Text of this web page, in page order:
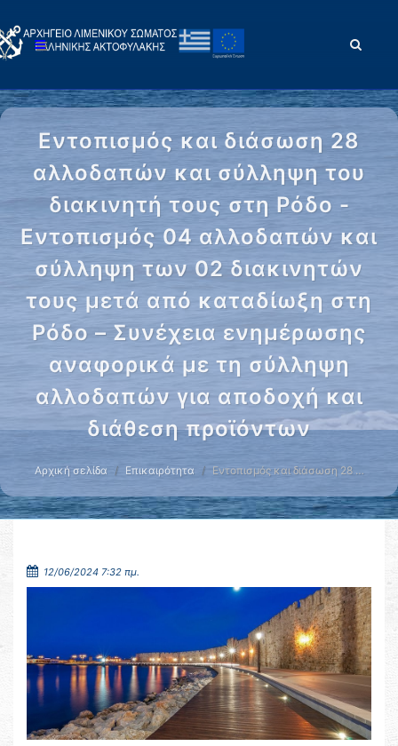
Εντοπισμός και διάσωση 28
αλλοδαπών και σύλληψη του
διακινητή τους στη Ρόδο -
Εντοπισμός 04 αλλοδαπών και
σύλληψη των 02 διακινητών
τους μετά από καταδίωξη στη
Ρόδο – Συνέχεια ενημέρωσης
αναφορικά με τη σύλληψη
αλλοδαπών για αποδοχή και
διάθεση προϊόντων
Αρχική σελίδα Επικαιρότητα Εντοπισμός και διάσωση 28 …
12/06/2024 7:32 πμ.